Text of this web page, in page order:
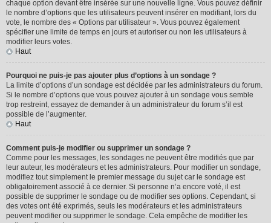
chaque option devant être insérée sur une nouvelle ligne. Vous pouvez définir
le nombre d’options que les utilisateurs peuvent insérer en modifiant, lors du
vote, le nombre des « Options par utilisateur ». Vous pouvez également
spécifier une limite de temps en jours et autoriser ou non les utilisateurs à
modifier leurs votes.
Haut
Pourquoi ne puis-je pas ajouter plus d’options à un sondage ?
La limite d’options d’un sondage est décidée par les administrateurs du forum.
Si le nombre d’options que vous pouvez ajouter à un sondage vous semble
trop restreint, essayez de demander à un administrateur du forum s’il est
possible de l’augmenter.
Haut
Comment puis-je modifier ou supprimer un sondage ?
Comme pour les messages, les sondages ne peuvent être modifiés que par
leur auteur, les modérateurs et les administrateurs. Pour modifier un sondage,
modifiez tout simplement le premier message du sujet car le sondage est
obligatoirement associé à ce dernier. Si personne n’a encore voté, il est
possible de supprimer le sondage ou de modifier ses options. Cependant, si
des votes ont été exprimés, seuls les modérateurs et les administrateurs
peuvent modifier ou supprimer le sondage. Cela empêche de modifier les